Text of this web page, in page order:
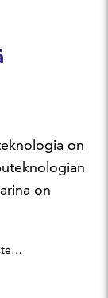
on
on
Terveysteknologia hyvässä nosteessa